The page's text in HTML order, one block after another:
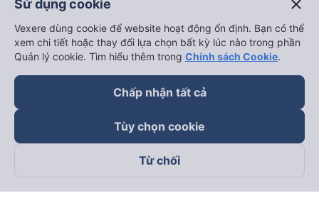
Theo dõi chúng tôi trên
Sử dụng cookie close
Vexere dùng cookie để website hoạt động ổn định. Bạn có thể
xem chi tiết hoặc thay đổi lựa chọn bất kỳ lúc nào trong phần
Quản lý cookie. Tìm hiểu thêm trong Chính sách Cookie.
Chấp nhận tất cả
Tùy chọn cookie
Từ chối